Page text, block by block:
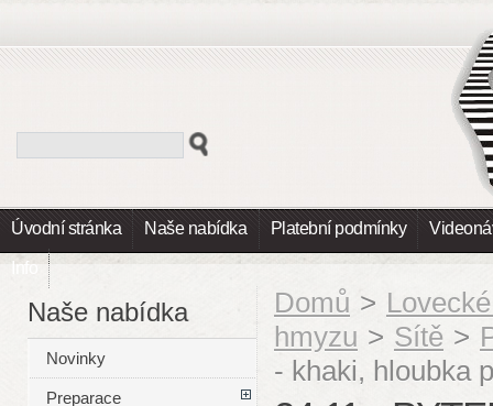
Úvodní stránka Naše nabídka Platební podmínky
Info
Domů >
hmyzu > Sítě >
- khaki, hloubka
Naše nabídka
Novinky
Preparace